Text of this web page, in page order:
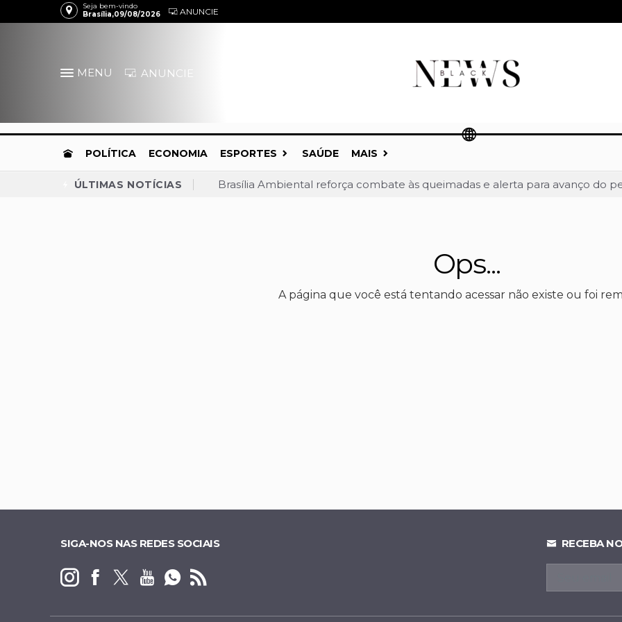
Seja bem-vindo
Brasília,09/08/2026
ANUNCIE
MENU ANUNCIE
POLÍTICA ECONOMIA ESPORTES SAÚDE MAIS
ÚLTIMAS NOTÍCIAS
Brasília Ambiental reforça combate às queimadas e alerta para avanço do
TJDFT barra demolição em massa e impõe derrota à Terracap no
Convenção confirma liderança de Celina Leão e abre nova fase da corrida ao
MDB anuncia apoio a Celina Leão e amplia frente partidária na disputa pelo
Ops...
A página que você está tentando acessar não existe ou foi
SIGA-NOS NAS REDES SOCIAIS RECEBA